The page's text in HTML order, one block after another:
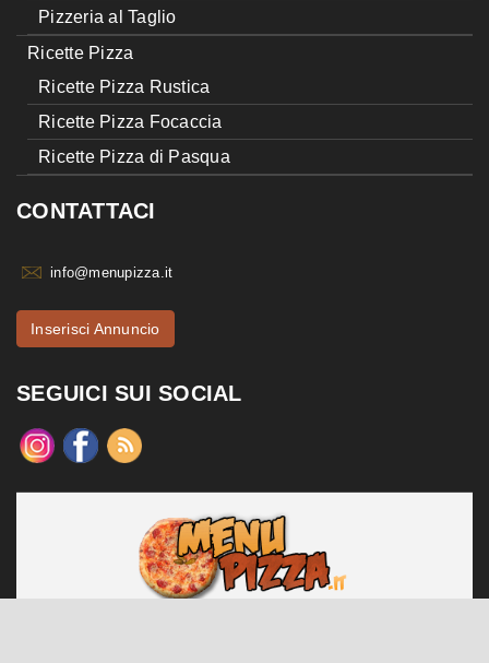
Pizzeria al Taglio
Ricette Pizza
Ricette Pizza Rustica
Ricette Pizza Focaccia
Ricette Pizza di Pasqua
CONTATTACI
info@menupizza.it
Inserisci Annuncio
SEGUICI SUI SOCIAL